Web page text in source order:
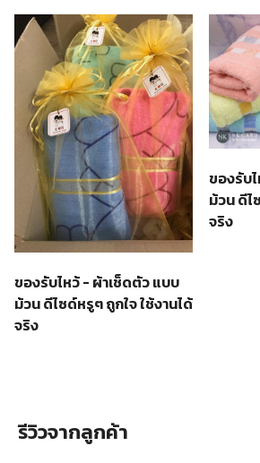
ของรับไหว้ - ผ้าเช็ดตัว แบบ
ม้วน ดีไซด์หรูๆ ถูกใจ ใช้งานได้
จริง
ของรับ
ม้วน ดีไ
จริง
รีวิวจากลูกค้า